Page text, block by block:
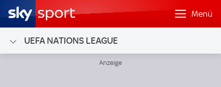
Menü
UEFA NATIONS LEAGUE